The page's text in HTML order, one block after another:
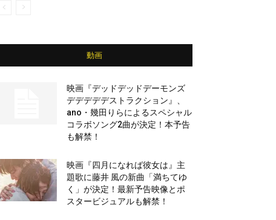
動画
映画『デッドデッドデーモンズ
デデデデデストラクション』、
ano・幾田りらによるスペシャル
コラボソング2曲が決定！本予告
も解禁！
映画『四月になれば彼女は』主
題歌に藤井 風の新曲「満ちてゆ
く」が決定！最新予告映像とポ
スタービジュアルも解禁！